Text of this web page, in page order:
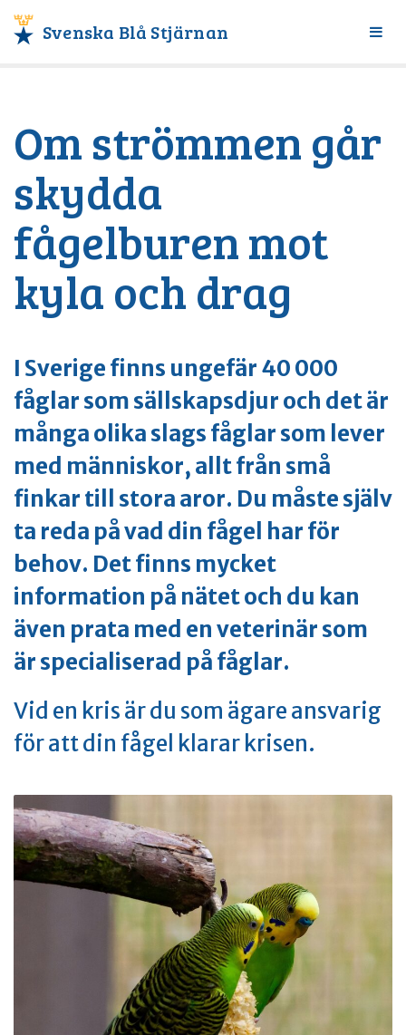
Svenska Blå Stjärnan
Växla
Om strömmen går
skydda
fågelburen mot
kyla och drag
I Sverige finns ungefär 40 000
fåglar som sällskapsdjur och det är
många olika slags fåglar som lever
med människor, allt från små
finkar till stora aror. Du måste själv
ta reda på vad din fågel har för
behov. Det finns mycket
information på nätet och du kan
även prata med en veterinär som
är specialiserad på fåglar.
Vid en kris är du som ägare ansvarig
för att din fågel klarar krisen.